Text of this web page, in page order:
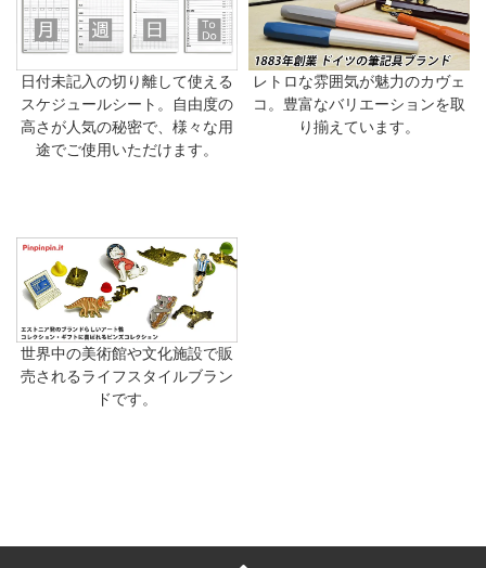
日付未記入の切り離して使える
スケジュールシート。自由度の
高さが人気の秘密で、様々な用
途でご使用いただけます。
レトロな雰囲気が魅力のカヴェ
コ。豊富なバリエーションを取
り揃えています。
世界中の美術館や文化施設で販
売されるライフスタイルブラン
ドです。